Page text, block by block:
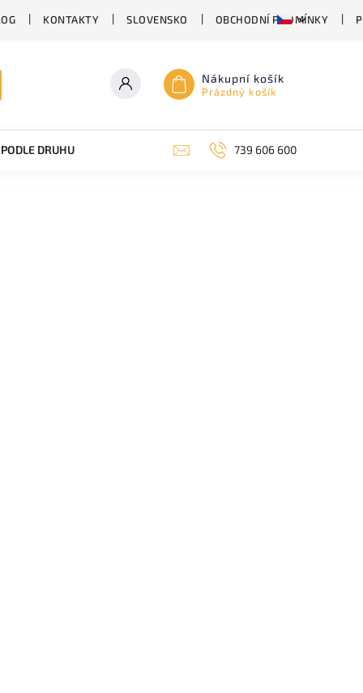
KONTAKTY SLOVENSKO OBCHODNÍ PODMÍNKY
Nákupní košík
Prázdný košík
PODLE DRUHU PIVA SUDOVÉ PIVO PIVO V PLECHU
739 606 600